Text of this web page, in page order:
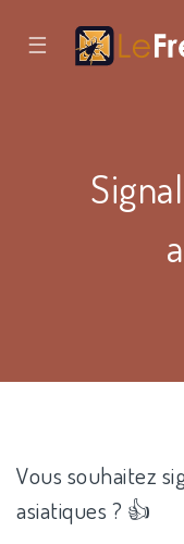
☰
Vous souhaitez
asiatiques ? 👍